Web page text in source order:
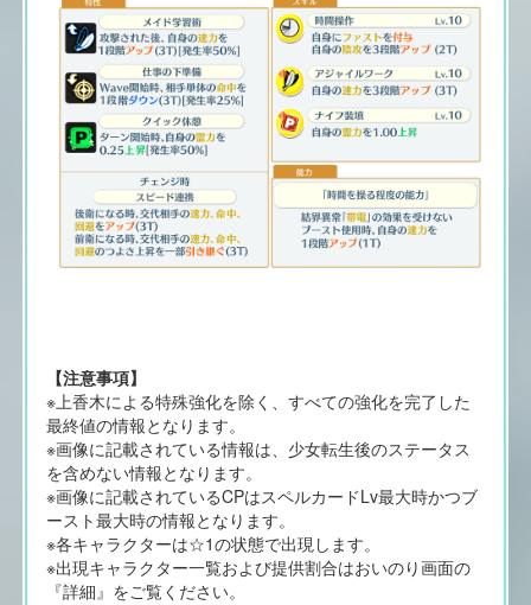
【注意事項】
※上香木による特殊強化を除く、すべての強化を完了した
最終値の情報となります。
※画像に記載されている情報は、少女転生後のステータス
を含めない情報となります。
※画像に記載されているCPはスペルカードLv最大時かつブ
ースト最大時の情報となります。
※各キャラクターは☆1の状態で出現します。
※出現キャラクター一覧および提供割合はおいのり画面の
『詳細』をご覧ください。